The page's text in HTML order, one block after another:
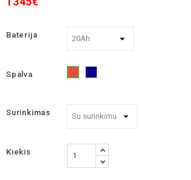
Baterija
Spalva
Surinkimas
Kiekis